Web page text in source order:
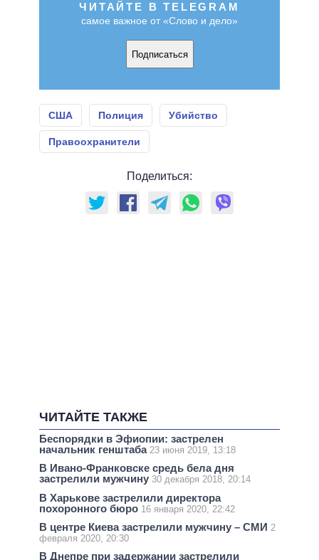
ЧИТАЙТЕ В TELEGRAM
самое важное от «Слово и дело»
Подписаться
США Полиция Убийство
Правоохранители
Поделиться:
ЧИТАЙТЕ ТАКЖЕ
Беспорядки в Эфиопии: застрелен
начальник генштаба 23 июня 2019, 13:18
В Ивано-Франковске средь бела дня
застрелили мужчину 30 декабря 2018, 20:14
В Харькове застрелили директора
похоронного бюро 16 января 2020, 22:42
В центре Киева застрелили мужчину – СМИ 2
февраля 2020, 20:30
В Днепре при задержании застрелили